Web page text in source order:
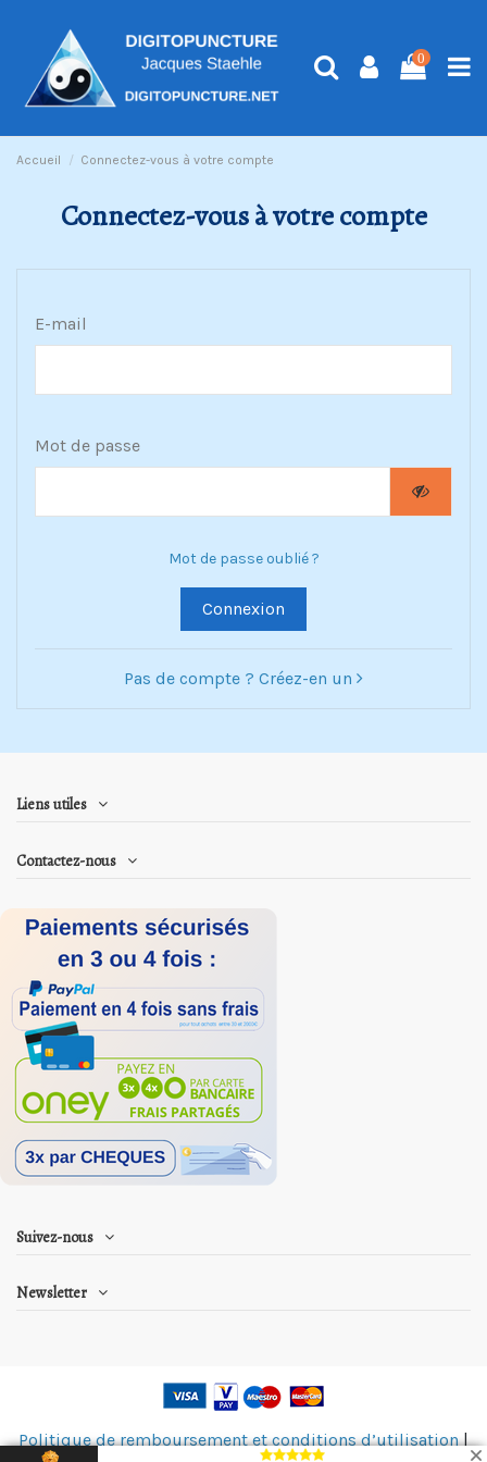
0
Accueil Connectez-vous à votre compte
Connectez-vous à votre compte
E-mail
Mot de passe
Mot de passe oublié ?
Connexion
Pas de compte ? Créez-en un
Liens utiles
Contactez-nous
Suivez-nous
Newsletter
Politique de remboursement et conditions d’utilisation|